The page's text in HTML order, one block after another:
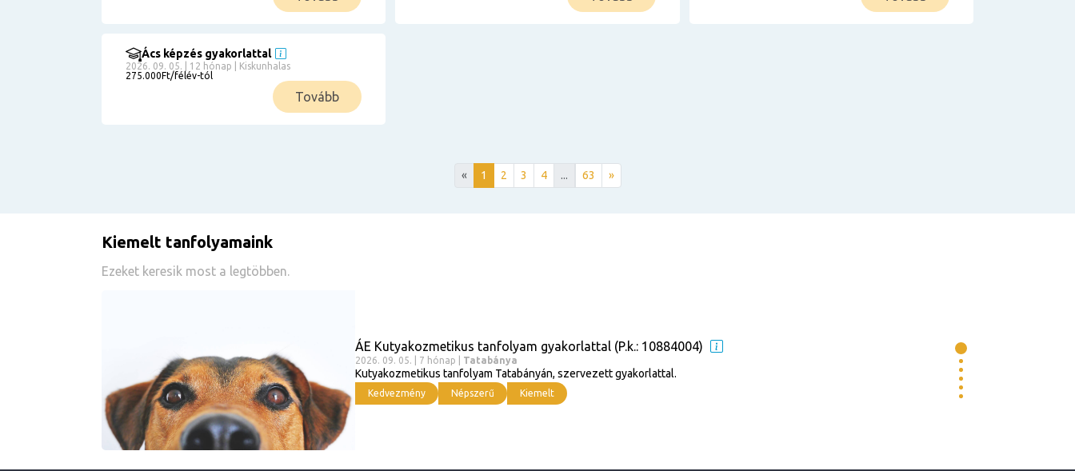
Ács képzés gyakorlattal
2026. 09. 05. | 12 hónap | Kiskunhalas
275.000Ft/félév-tól
Tovább
« 1 2 3 4 ... 63 »
Kiemelt tanfolyamaink
Ezeket keresik most a legtöbben.
ÁE Kutyakozmetikus tanfolyam gyakorlattal (P.k.: 10884004)
2026. 09. 05. | 7 hónap | Tatabánya
Kutyakozmetikus tanfolyam Tatabányán, szervezett gyakorlattal.
Kedvezmény Népszerű Kiemelt